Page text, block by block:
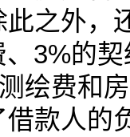
之外，
3%的
绘费和
款人的